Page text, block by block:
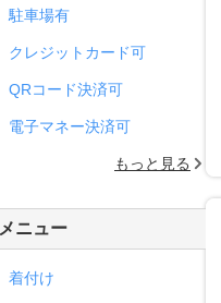
駐車場有
クレジットカード可
QRコード決済可
電子マネー決済可
もっと見る
メニュー
着付け